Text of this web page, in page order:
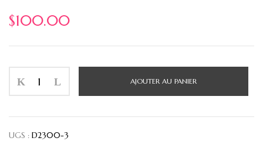
$100.00
AJOUTER AU PANIER
UGS : D2300-3